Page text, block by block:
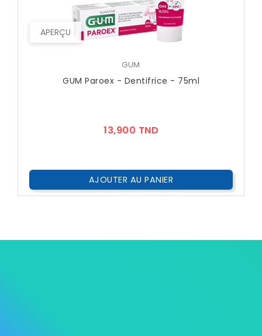
APERÇU
GUM
GUM Paroex - Dentifrice - 75ml
13,900 TND
AJOUTER AU PANIER